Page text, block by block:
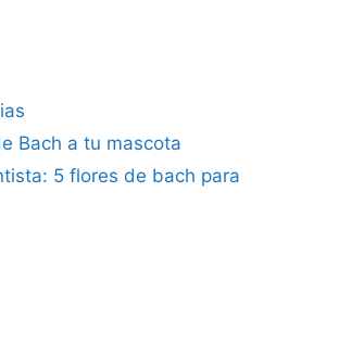
Bach a tu mascota
5 flores de bach para